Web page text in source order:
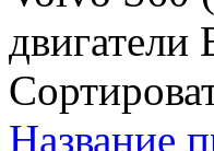
двигатели
Название